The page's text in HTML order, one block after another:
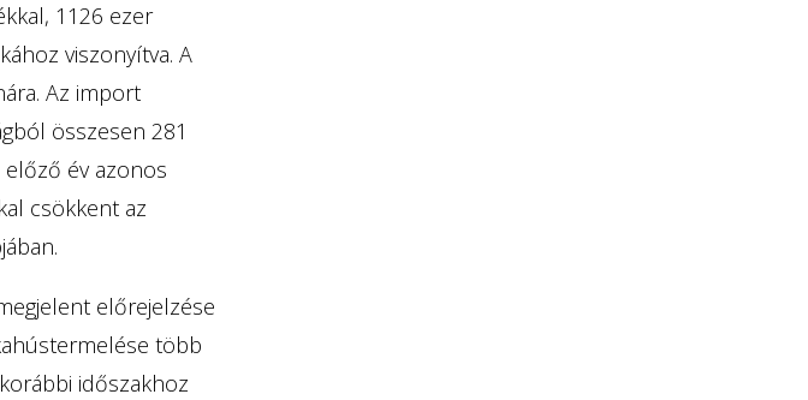
1126 ezer
viszonyítva. A
Az import
összesen 281
év azonos
csökkent az
előrejelzése
több
időszakhoz